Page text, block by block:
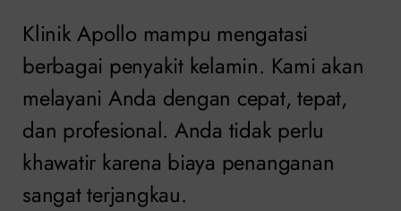
Klinik Apollo mampu mengatasi
berbagai penyakit kelamin. Kami akan
melayani Anda dengan cepat, tepat,
dan profesional. Anda tidak perlu
khawatir karena biaya penanganan
sangat terjangkau.